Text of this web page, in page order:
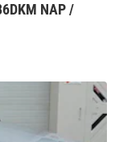
NAP /